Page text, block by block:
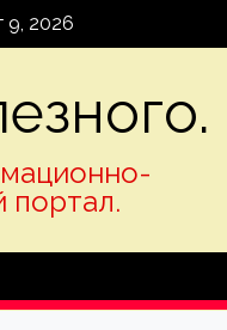
9, 2026
портал.